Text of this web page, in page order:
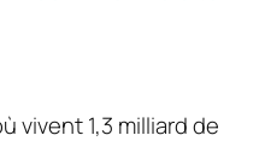
vivent 1,3 milliard de